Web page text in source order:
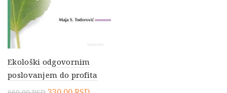
Ekološki odgovornim
poslovanjem do profita